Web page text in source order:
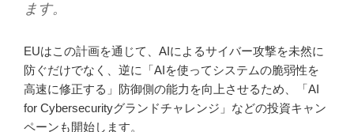
ます。
EUはこの計画を通じて、AIによるサイバー攻撃を未然に
防ぐだけでなく、逆に「AIを使ってシステムの脆弱性を
高速に修正する」防御側の能力を向上させるため、「AI
for Cybersecurityグランドチャレンジ」などの投資キャン
ペーンも開始します。